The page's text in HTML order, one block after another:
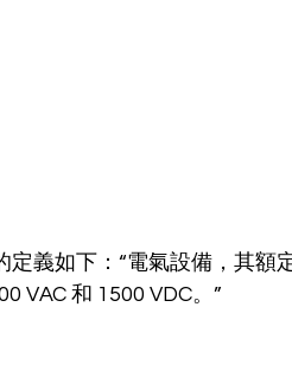
義如下：“電氣設備，其額
VAC 和 1500 VDC。”